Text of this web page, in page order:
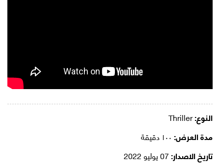
النوع:Thriller
مدة العرض:
تاريخ الاصدار: